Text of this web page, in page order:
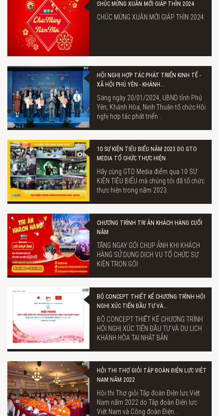
CHÚC MỪNG XUÂN MỚI GIÁP THÌN 2024
CHÚC MỪNG XUÂN MỚI GIÁP THÌN 2024
HỘI NGHỊ HỢP TÁC PHÁT TRIỂN KINH TẾ -
XÃ HỘI PHÚ YÊN - KHÁNH...
Sáng ngày 20/01/2024, UBND tỉnh Phú
Yên, Khánh Hòa, Ninh Thuận tổ chức Hội
nghị hợp tác phát triển...
10 SỰ KIỆN TIÊU BIỂU NĂM 2023 DO GTO
MEDIA TỔ CHỨC THỰC HIỆN
Hãy cùng GTO Media điểm qua 10 SỰ
KIỆN TIÊU BIỂU mà chúng tôi đã tổ chức
thực hiện trong năm 2023.
CHƯƠNG TRÌNH TRI ÂN KHÁCH HÀNG CUỐI
NĂM
TẶNG NGAY GÓI CHỤP ẢNH KHI KHÁCH
HÀNG SỬ DỤNG DỊCH VỤ TỔ CHỨC SỰ
KIỆN TRỌN GÓI
BỘ CONCEPT THIẾT KẾ CHƯƠNG TRÌNH HỘI
NGHỊ XÚC TIẾN ĐẦU TƯ VÀ...
BỘ CONCEPT THIẾT KẾ CHƯƠNG TRÌNH
HỘI NGHỊ XÚC TIẾN ĐẦU TƯ VÀ DU LỊCH
KHÁNH HÒA TẠI NHẬT BẢN
HỘI THI THỢ GIỎI TẬP ĐOÀN ĐIỆN LỰC VIỆT
NAM NĂM 2022
Hội thi Thợ giỏi Tập đoàn Điện lực Việt
Nam năm 2022 do Tập đoàn Điện lực
Việt Nam và Công đoàn Điện...